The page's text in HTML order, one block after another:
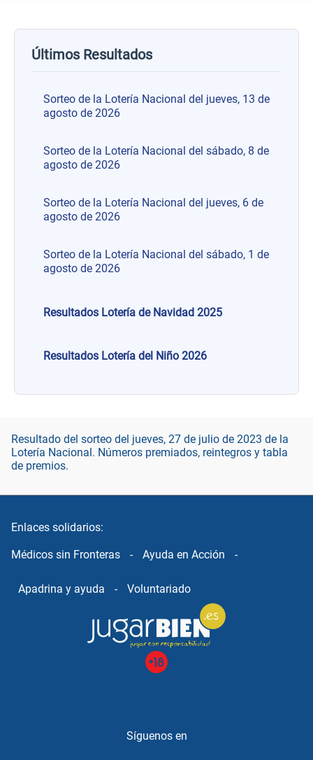
Resultado del sorteo del jueves, 27 de julio de 2023 de la
Lotería Nacional. Números premiados, reintegros y tabla
de premios.
Últimos Resultados
Sorteo de la Lotería Nacional del jueves, 13 de
agosto de 2026
Sorteo de la Lotería Nacional del sábado, 8 de
agosto de 2026
Sorteo de la Lotería Nacional del jueves, 6 de
agosto de 2026
Sorteo de la Lotería Nacional del sábado, 1 de
agosto de 2026
Resultados Lotería de Navidad 2025
Resultados Lotería del Niño 2026
Enlaces solidarios:
Médicos sin Fronteras - Ayuda en Acción -
Apadrina y ayuda - Voluntariado